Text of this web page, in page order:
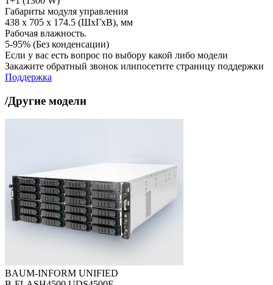
Габариты модуля управления
438 x 705 x 174.5 (ШхГхВ), мм
Рабочая влажность.
5-95% (Без конденсации)
Если у вас есть вопрос по выбору какой либо модели
Закажите обратный звонок илипосетите страницу поддержки
Поддержка
/Другие модели
BAUM-INFORM UNIFIED